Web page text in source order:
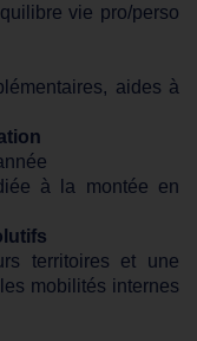
vie pro/perso
aides à
à la montée en
territoires et une
mobilités internes